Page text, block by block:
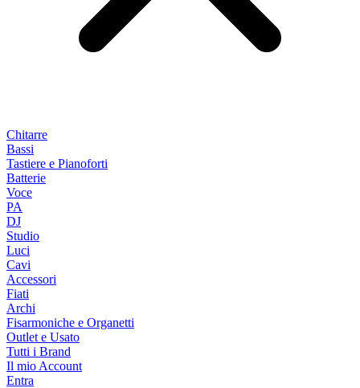
Chitarre
Bassi
Tastiere e Pianoforti
Batterie
Voce
PA
DJ
Studio
Luci
Cavi
Accessori
Fiati
Archi
Fisarmoniche e Organetti
Outlet e Usato
Tutti i Brand
Il mio Account
Entra